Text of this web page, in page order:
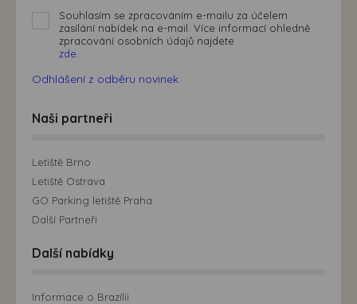
Souhlasím se zpracováním e-mailu za účelem
zasílání nabídek na e-mail. Více informací ohledně
zpracování osobních údajů najdete
zde.
Odhlášení z odběru novinek
Naši partneři
Letiště Brno
Letiště Ostrava
GO Parking letiště Praha
Další Partneři
Další nabídky
Informace o Brazílii